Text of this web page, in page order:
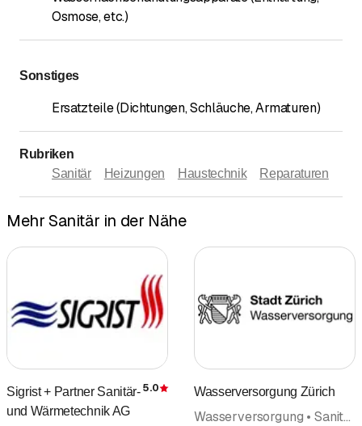
Osmose, etc.)
Sonstiges
Ersatzteile (Dichtungen, Schläuche, Armaturen)
Rubriken
Sanitär
Heizungen Haustechnik Reparaturen
Mehr Sanitär in der Nähe
Sigrist + Partner Sanitär-
und Wärmetechnik AG
Bewertung
5.0 Wasserversorgung Zürich
Wasserversorgung • Sanitär • Sanitäre Anlagen und Installationen • Stadtverwaltung